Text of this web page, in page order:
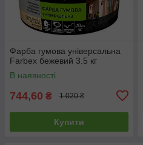
Фарба гумова універсальна
Farbex бежевий 3.5 кг
В наявності
744,60 ₴ 1 020 ₴
Купити